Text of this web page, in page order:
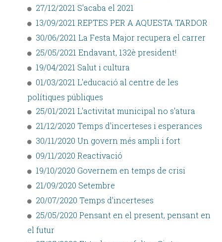
27/12/2021 S'acaba el 2021
13/09/2021 REPTES PER A AQUESTA TARDOR
30/06/2021 La Festa Major recupera el carrer
25/05/2021 Endavant, 132è president!
19/04/2021 Salut i cultura
01/03/2021 L'educació al centre de les
polítiques públiques
25/01/2021 L'activitat municipal no s'atura
21/12/2020 Temps d'incerteses i esperances
30/11/2020 Un govern més ampli i fort
09/11/2020 Reactivació
19/10/2020 Governem en temps de crisi
21/09/2020 Setembre
20/07/2020 Temps d'incerteses
25/05/2020 Pensant en el present, pensant en
el futur